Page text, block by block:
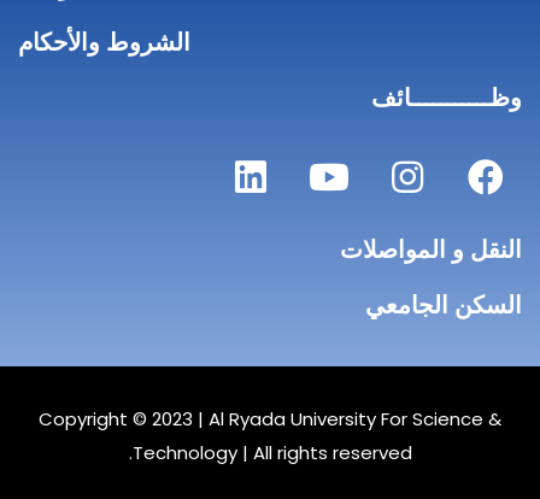
الشروط والأحكام
وظـــــــــــائف
النقل و المواصلات
السكن الجامعي
Copyright © 2023 | Al Ryada University For Science &
Technology| All rights reserved.